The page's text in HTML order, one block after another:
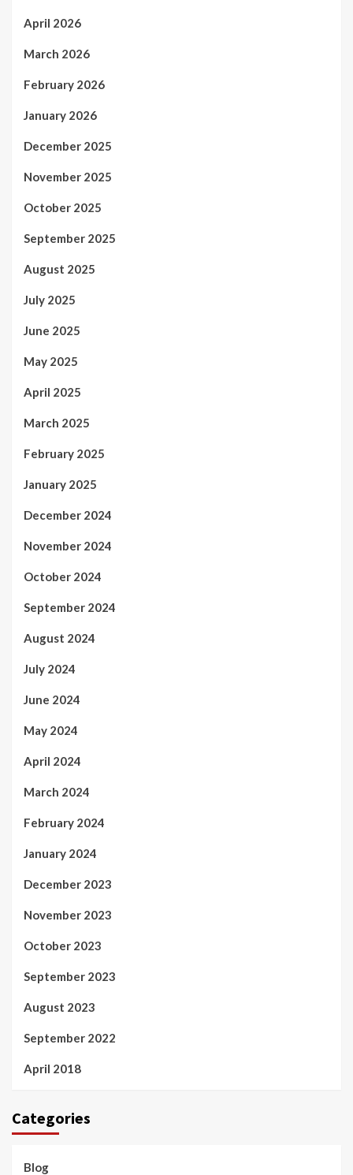
April 2026
March 2026
February 2026
January 2026
December 2025
November 2025
October 2025
September 2025
August 2025
July 2025
June 2025
May 2025
April 2025
March 2025
February 2025
January 2025
December 2024
November 2024
October 2024
September 2024
August 2024
July 2024
June 2024
May 2024
April 2024
March 2024
February 2024
January 2024
December 2023
November 2023
October 2023
September 2023
August 2023
September 2022
April 2018
Categories
Blog